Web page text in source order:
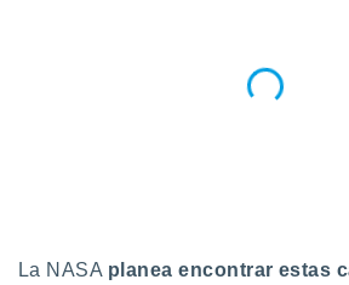
En
La NASA planea encontrar estas